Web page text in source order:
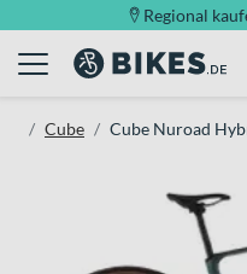
Regional
Cube Cube Nuroad